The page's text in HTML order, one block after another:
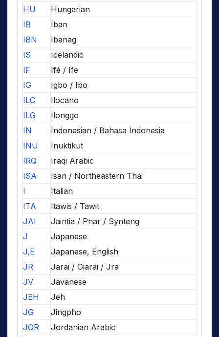
HU
Hungarian
IB
Iban
IBN
Ibanag
IS
Icelandic
IF
Ifè / Ife
IG
Igbo / Ibo
ILC
Ilocano
ILG
Ilonggo
IN
Indonesian / Bahasa Indonesia
INU
Inuktikut
IRQ
Iraqi Arabic
ISA
Isan / Northeastern Thai
I
Italian
ITA
Itawis / Tawit
JAI
Jaintia / Pnar / Synteng
J
Japanese
J,E
Japanese, English
JR
Jarai / Giarai / Jra
JV
Javanese
JEH
Jeh
JG
Jingpho
JOR
Jordanian Arabic